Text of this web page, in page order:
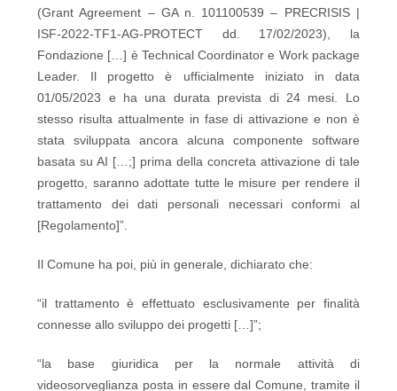
(Grant Agreement – GA n. 101100539 – PRECRISIS |
ISF-2022-TF1-AG-PROTECT dd. 17/02/2023), la
Fondazione […] è Technical Coordinator e Work package
Leader. Il progetto è ufficialmente iniziato in data
01/05/2023 e ha una durata prevista di 24 mesi. Lo
stesso risulta attualmente in fase di attivazione e non è
stata sviluppata ancora alcuna componente software
basata su AI […;] prima della concreta attivazione di tale
progetto, saranno adottate tutte le misure per rendere il
trattamento dei dati personali necessari conformi al
[Regolamento]”.
Il Comune ha poi, più in generale, dichiarato che:
“il trattamento è effettuato esclusivamente per finalità
connesse allo sviluppo dei progetti […]”;
“la base giuridica per la normale attività di
videosorveglianza posta in essere dal Comune, tramite il